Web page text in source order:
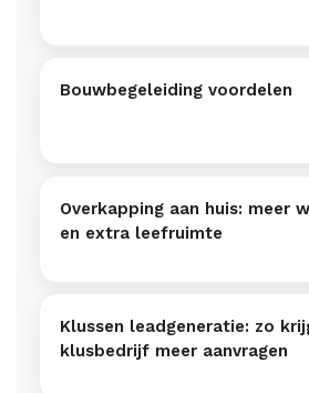
Bouwbegeleiding voordelen
Overkapping aan huis: meer
en extra leefruimte
Klussen leadgeneratie: zo
klusbedrijf meer aanvragen